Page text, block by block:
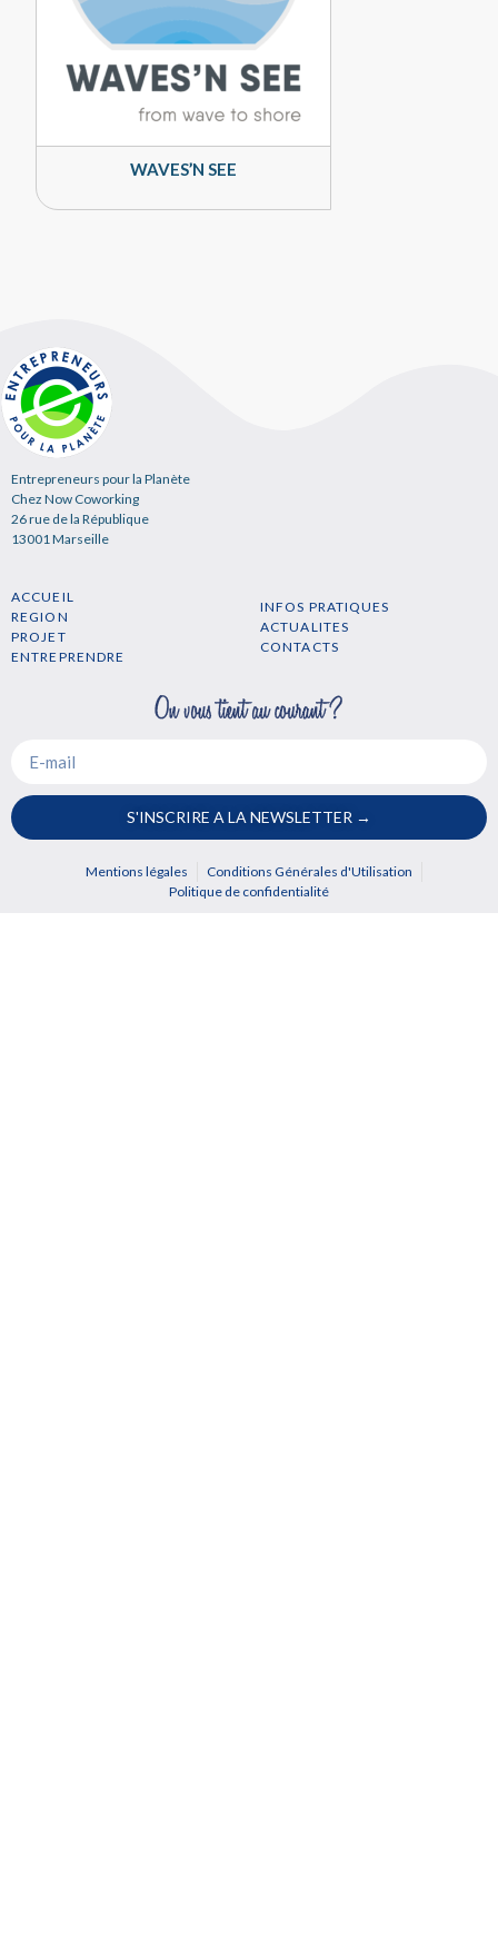
WAVES’N SEE
Entrepreneurs pour la Planète
Chez Now Coworking
26 rue de la République
13001 Marseille
ACCUEIL
REGION
PROJET
ENTREPRENDRE
INFOS PRATIQUES
ACTUALITES
CONTACTS
S'INSCRIRE A LA NEWSLETTER →
Mentions légales
Conditions Générales d'Utilisation
Politique de confidentialité